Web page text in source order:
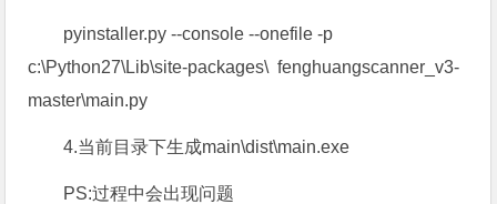
pyinstaller.py --console --onefile -p
c:\Python27\Lib\site-packages\ fenghuangscanner_v3-
master\main.py
4.当前目录下生成main\dist\main.exe
PS:过程中会出现问题